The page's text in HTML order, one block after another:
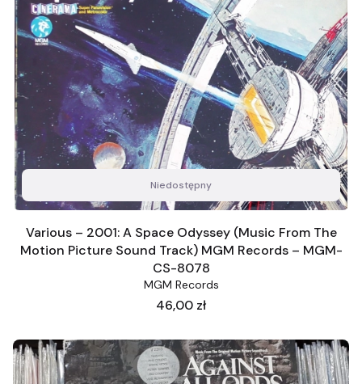
Niedostępny
Various – 2001: A Space Odyssey (Music From The
Motion Picture Sound Track) MGM Records – MGM-
CS-8078
MGM Records
Cena
46,00 zł